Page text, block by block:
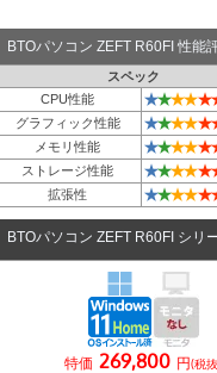
BTOパソコン ZEFT R60FI 性能
スペック
CPU性能
★★★★★
グラフィック性能 ★★★★★
メモリ性能 ★★★★★
ストレージ性能 ★★★★★
拡張性 ★★★★★
BTOパソコン ZEFT R60FI シリ
特価 269,800 円(税